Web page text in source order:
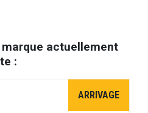
actuellement
:
ARRIVAGE